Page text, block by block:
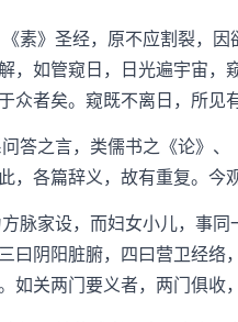
》圣经，原不应割裂，因
，如管窥日，日光遍宇宙
众者矣。窥既不离日，所见
之言，类儒书之《论》、
，各篇辞义，故有重复。今
家设，而妇女小儿，事同
曰阴阳脏腑，四曰营卫经
如关两门要义者，两门俱收